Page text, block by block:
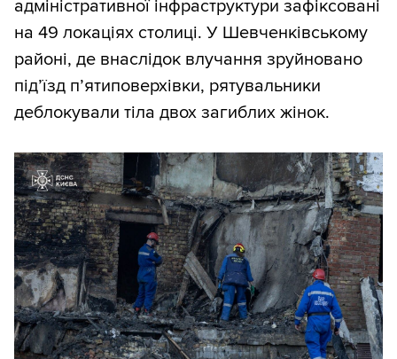
адміністративної інфраструктури зафіксовані
на 49 локаціях столиці. У Шевченківському
районі, де внаслідок влучання зруйновано
під’їзд п’ятиповерхівки, рятувальники
деблокували тіла двох загиблих жінок.